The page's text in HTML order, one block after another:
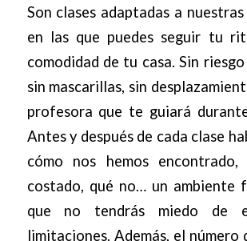
Son clases adaptadas a nuestras
en las que puedes seguir tu
comodidad de tu casa. Sin
sin mascarillas, sin
profesora que te guiará
Antes y después de cada clase
cómo nos hemos
costado, qué no… un ambiente
que no tendrás miedo de
limitaciones. Además, el número